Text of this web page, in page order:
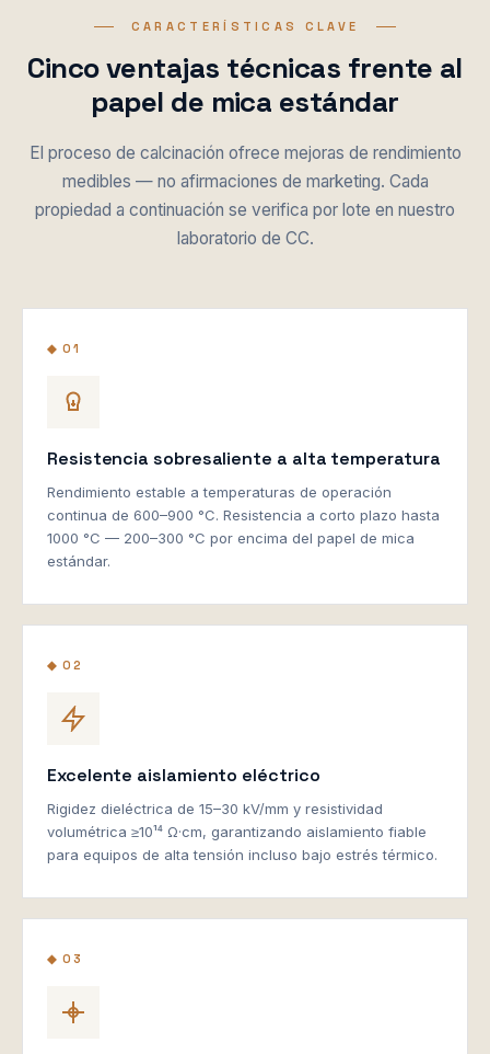
CARACTERÍSTICAS CLAVE
Cinco ventajas técnicas frente al
papel de mica estándar
El proceso de calcinación ofrece mejoras de rendimiento
medibles — no afirmaciones de marketing. Cada
propiedad a continuación se verifica por lote en nuestro
laboratorio de CC.
◆ 01
Resistencia sobresaliente a alta temperatura
Rendimiento estable a temperaturas de operación
continua de 600–900 °C. Resistencia a corto plazo hasta
1000 °C — 200–300 °C por encima del papel de mica
estándar.
◆ 02
Excelente aislamiento eléctrico
Rigidez dieléctrica de 15–30 kV/mm y resistividad
volumétrica ≥10¹⁴ Ω·cm, garantizando aislamiento fiable
para equipos de alta tensión incluso bajo estrés térmico.
◆ 03